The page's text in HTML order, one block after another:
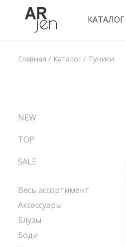
КАТАЛОГ
Главная / Каталог / Туники
NEW
TOP
SALE
Весь ассортимент
Аксессуары
Блузы
Боди